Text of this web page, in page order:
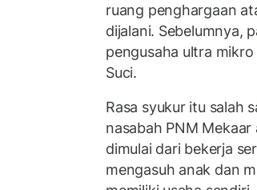
ruang penghargaan
dijalani. Sebelumnya,
pengusaha ultra
Suci.
Rasa syukur itu salah
nasabah PNM
dimulai dari bekerja
mengasuh anak dan